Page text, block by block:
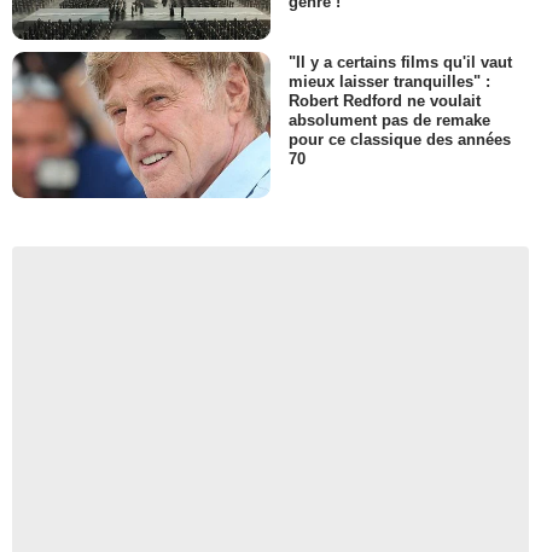
"Il y a certains films qu'il vaut
mieux laisser tranquilles" :
Robert Redford ne voulait
absolument pas de remake
pour ce classique des années
70